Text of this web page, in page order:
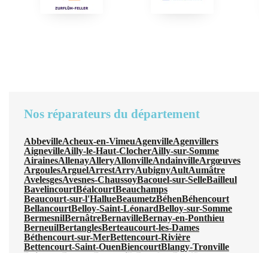
Nos réparateurs du département
AbbevilleAcheux-en-VimeuAgenvilleAgenvillers
AignevilleAilly-le-Haut-ClocherAilly-sur-Somme
AirainesAllenayAlleryAllonvilleAndainvilleArgœuves
ArgoulesArguelArrestArryAubignyAultAumâtre
AvelesgesAvesnes-ChaussoyBacouel-sur-SelleBailleul
BavelincourtBéalcourtBeauchamps
Beaucourt-sur-l'HallueBeaumetzBéhenBéhencourt
BellancourtBelloy-Saint-LéonardBelloy-sur-Somme
BermesnilBernâtreBernavilleBernay-en-Ponthieu
BerneuilBertanglesBerteaucourt-les-Dames
Béthencourt-sur-MerBettencourt-Rivière
Bettencourt-Saint-OuenBiencourtBlangy-Tronville